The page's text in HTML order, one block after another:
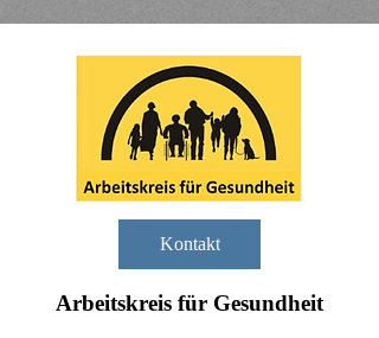
Kontakt
Arbeitskreis für Gesundheit